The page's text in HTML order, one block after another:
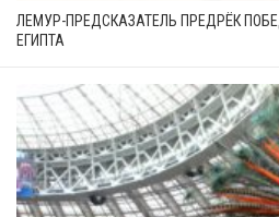
ЛЕМУР-ПРЕДСКАЗАТЕЛЬ ПРЕДРЁК
ЕГИПТА